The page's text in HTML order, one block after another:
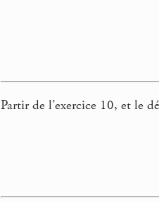
Partir de l’exercice 10, et le